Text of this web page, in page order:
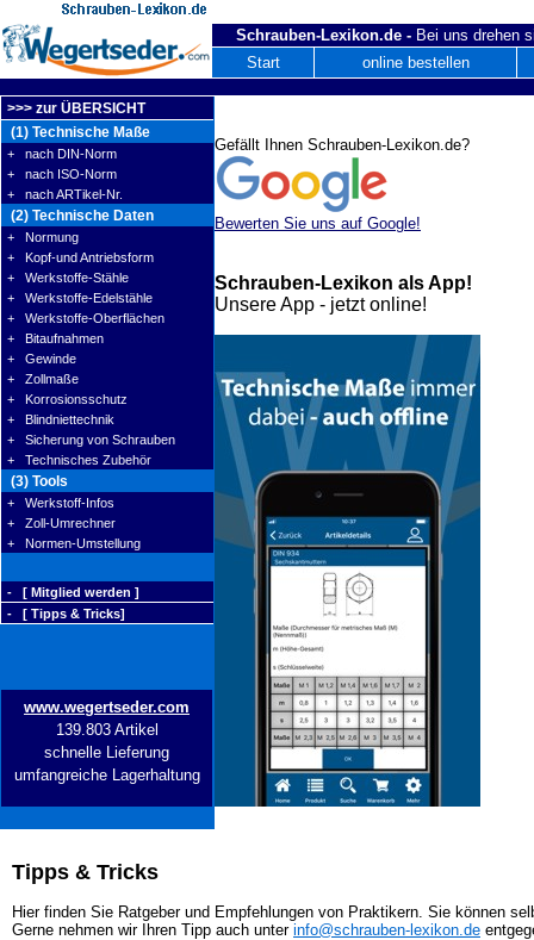
Schrauben-Lexikon.de - Bei uns drehen
Start
online bestellen
>>> zur ÜBERSICHT
(1) Technische Maße
+ nach DIN-Norm
+ nach ISO-Norm
+ nach ARTikel-Nr.
(2) Technische Daten
+ Normung
+ Kopf-und Antriebsform
+ Werkstoffe-Stähle
+ Werkstoffe-Edelstähle
+ Werkstoffe-Oberflächen
+ Bitaufnahmen
+ Gewinde
+ Zollmaße
+ Korrosionsschutz
+ Blindniettechnik
+ Sicherung von Schrauben
+ Technisches Zubehör
(3) Tools
+ Werkstoff-Infos
+ Zoll-Umrechner
+ Normen-Umstellung
- [ Mitglied werden ]
- [ Tipps & Tricks]
www.wegertseder.com
139.803 Artikel
schnelle Lieferung
umfangreiche Lagerhaltung
Tipps & Tricks
Hier finden Sie Ratgeber und Empfehlungen von Praktikern. Sie können
Gerne nehmen wir Ihren Tipp auch unter info@schrauben-lexikon.de
Gefällt Ihnen Schrauben-Lexikon.de?
Bewerten Sie uns auf Google!
Schrauben-Lexikon als App!
Unsere App - jetzt online!